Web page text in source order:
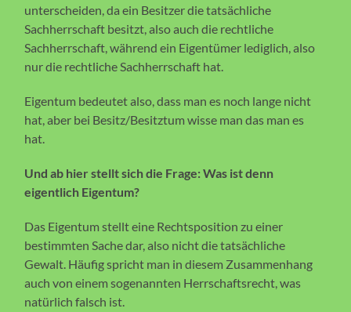
unterscheiden, da ein Besitzer die tatsächliche
Sachherrschaft besitzt, also auch die rechtliche
Sachherrschaft, während ein Eigentümer lediglich, also
nur die rechtliche Sachherrschaft hat.
Eigentum bedeutet also, dass man es noch lange nicht
hat, aber bei Besitz/Besitztum wisse man das man es
hat.
Und ab hier stellt sich die Frage: Was ist denn
eigentlich Eigentum?
Das Eigentum stellt eine Rechtsposition zu einer
bestimmten Sache dar, also nicht die tatsächliche
Gewalt. Häufig spricht man in diesem Zusammenhang
auch von einem sogenannten Herrschaftsrecht, was
natürlich falsch ist.